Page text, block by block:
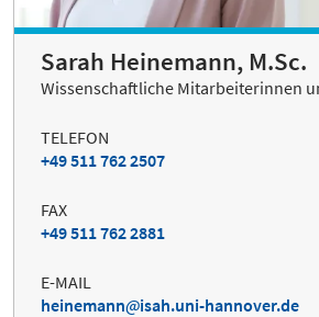
Sarah Heinemann, M.Sc.
Wissenschaftliche Mitarbeiterinnen
TELEFON
+49 511 762 2507
FAX
+49 511 762 2881
E-MAIL
heinemann
isah.uni-hannover.de